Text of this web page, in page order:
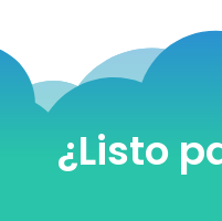
¿Listo